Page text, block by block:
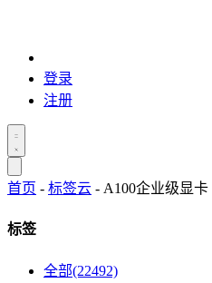
登录
注册
首页 - 标签云 - A100企业级显卡
标签
全部(22492)